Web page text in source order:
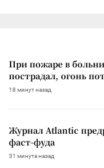
При пожаре в
пострадал, огонь
18 минут назад
Журнал Atlantic
фаст-фуда
31 минута назад